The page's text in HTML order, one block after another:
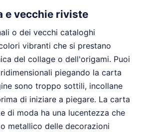
e vecchie riviste
o dei vecchi cataloghi
vibranti che si prestano
del collage o dell'origami. Puoi
piegando la carta
sono troppo sottili, incollane
di iniziare a piegare. La carta
di moda ha una lucentezza che
metallico delle decorazioni